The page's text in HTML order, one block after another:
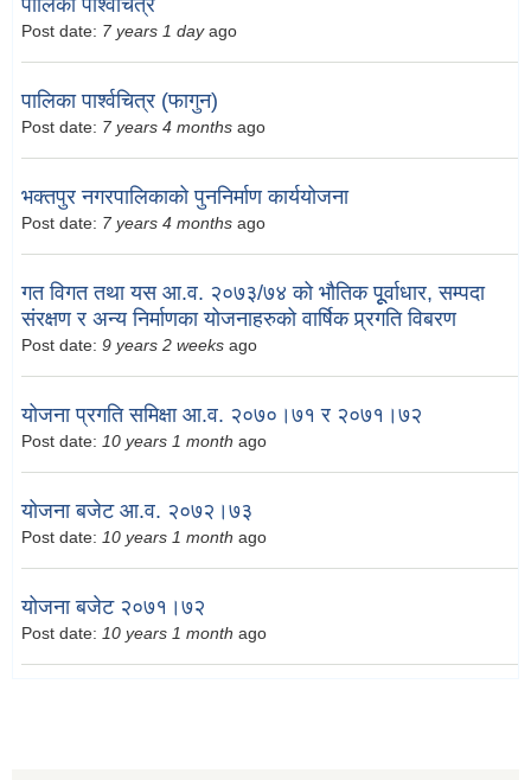
पालिका पार्श्वचित्र
Post date: 7 years 1 dayago
पालिका पार्श्वचित्र (फागुन)
Post date: 7 years 4 months ago
भक्तपुर नगरपालिकाको पुननिर्माण कार्ययोजना
Post date: 7 years 4 months ago
गत विगत तथा यस आ.व. २०७३/७४ को भौतिक पूूर्वाधार, सम्पदा
संरक्षण र अन्य निर्माणका योजनाहरुको वार्षिक प्र्रगति विबरण
Post date: 9 years 2 weeks ago
योजना प्रगति समिक्षा आ.व. २०७०।७१ र २०७१।७२
Post date: 10 years 1 month ago
योजना बजेट आ.व. २०७२।७३
Post date: 10 years 1 month ago
योजना बजेट २०७१।७२
Post date: 10 years 1 month ago